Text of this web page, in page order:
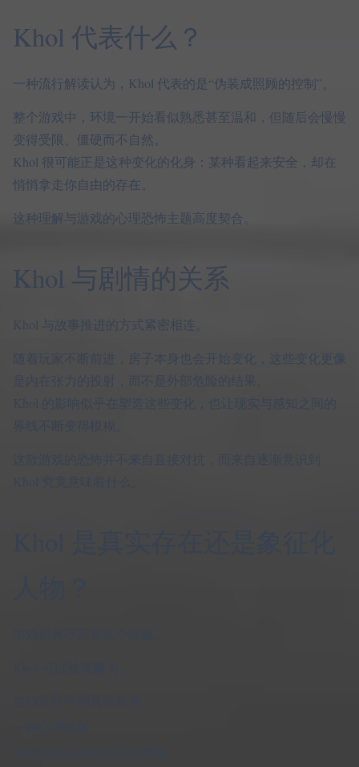
Khol 代表什么？
一种流行解读认为，Khol 代表的是“伪装成照顾的控制”。
整个游戏中，环境一开始看似熟悉甚至温和，但随后会慢慢
变得受限、僵硬而不自然。
Khol 很可能正是这种变化的化身：某种看起来安全，却在
悄悄拿走你自由的存在。
这种理解与游戏的心理恐怖主题高度契合。
Khol 与剧情的关系
Khol 与故事推进的方式紧密相连。
随着玩家不断前进，房子本身也会开始变化，这些变化更像
是内在张力的投射，而不是外部危险的结果。